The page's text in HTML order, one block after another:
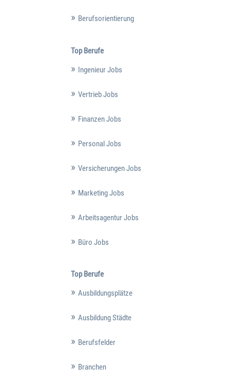
Berufsorientierung
Top Berufe
Ingenieur Jobs
Vertrieb Jobs
Finanzen Jobs
Personal Jobs
Versicherungen Jobs
Marketing Jobs
Arbeitsagentur Jobs
Büro Jobs
Top Berufe
Ausbildungsplätze
Ausbildung Städte
Berufsfelder
Branchen